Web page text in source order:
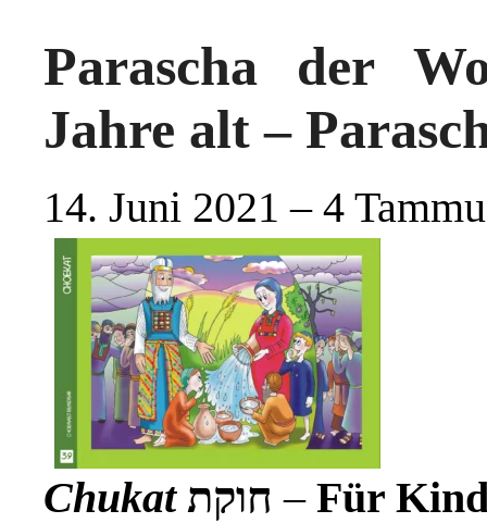
Parascha der
Jahre alt –
14. Juni 2021 – 4
Chukat חוקת – Für